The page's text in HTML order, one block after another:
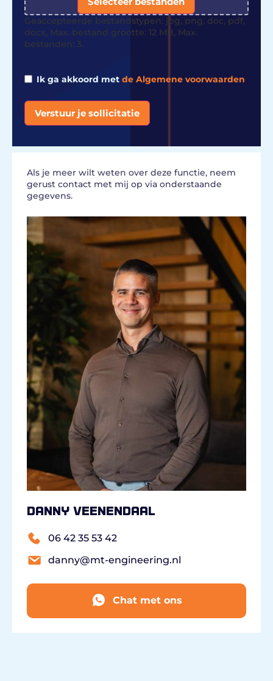
Geaccepteerde bestandstypen: jpg, png, doc, pdf,
docx, Max. bestand grootte: 12 MB, Max.
bestanden: 3.
Ik ga akkoord met de Algemene voorwaarden
Verstuur je sollicitatie
Als je meer wilt weten over deze functie, neem
gerust contact met mij op via onderstaande
gegevens.
Danny Veenendaal
06 42 35 53 42
danny@mt-engineering.nl
Chat met ons